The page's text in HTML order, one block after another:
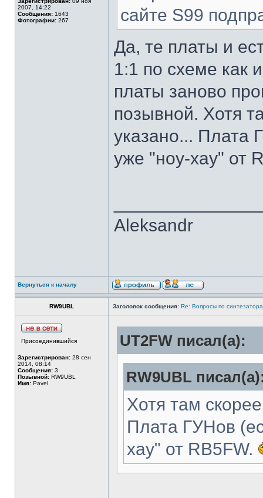
2007, 14:22
Сообщения: 1643
Фотографии: 267
сайте S99
Да, те платы и
1:1 по схеме как
платы заново
позывной. Хотя
указано... Плата
уже "ноу-хау" от
Aleksandr
Вернуться к началу
RW9UBL Заголовок сообщения: Re: Вопросы по
Присоединившийся
Зарегистрирован: 28 сен
2014, 08:14
Сообщения: 3
Позывной: RW9UBL
Имя: Pavel
UT2FW писал(а):
RW9UBL
Хотя там
Плата ГУНов
хау" от RB5FW.